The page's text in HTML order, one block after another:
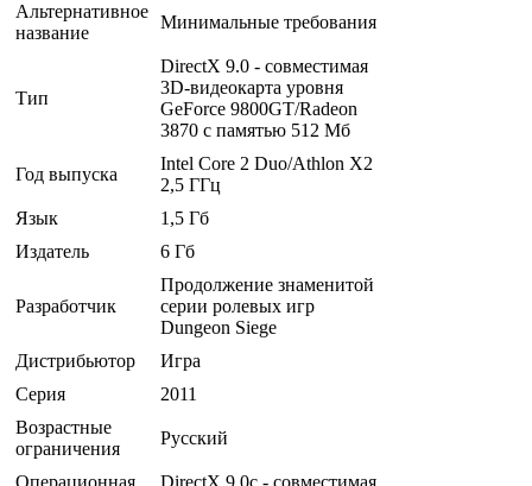
Альтернативное
название
Минимальные требования
Тип
DirectX 9.0 - совместимая
3D-видеокарта уровня
GeForce 9800GT/Radeon
3870 с памятью 512 Мб
Год выпуска
Intel Core 2 Duo/Athlon X2
2,5 ГГц
Язык
1,5 Гб
Издатель
6 Гб
Разработчик
Продолжение знаменитой
серии ролевых игр
Dungeon Siege
Дистрибьютор
Игра
Серия
2011
Возрастные
ограничения
Русский